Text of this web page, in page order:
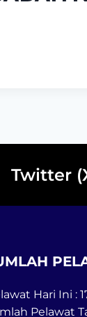
Twitter
Hari Ini :
Pelawat